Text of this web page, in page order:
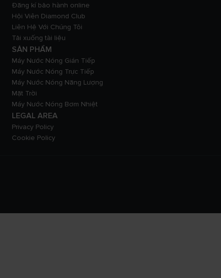
Đăng kí bảo hành online
Hội Viên Diamond Club
Liên Hệ Với Chúng Tôi
Tải xuống tài liệu
SẢN PHẨM
Máy Nước Nóng Gián Tiếp
Máy Nước Nóng Trực Tiếp
Máy Nước Nóng Năng Lượng
Mặt Trời
Máy Nước Nóng Bơm Nhiệt
LEGAL AREA
Privacy Policy
Cookie Policy